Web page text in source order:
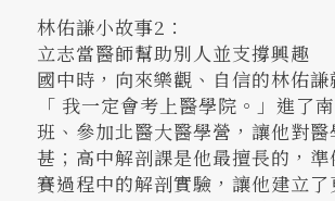
林佑謙小故事2：
立志當醫師幫助別人並支撐興趣
國中時，向來樂觀、自信的林佑謙
「 我一定會考上醫學院。」進了
班、參加北醫大醫學營，讓他對
甚；高中解剖課是他最擅長的，
賽過程中的解剖實驗，讓他建立了